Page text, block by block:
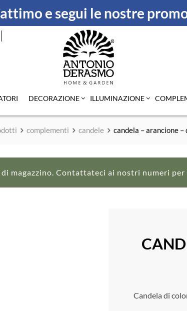
e segui le nostre
DECORAZIONE ILLUMINAZIONE
complementi candele candela – arancione –
magazzino. Contattateci ai nostri numeri
Candela di